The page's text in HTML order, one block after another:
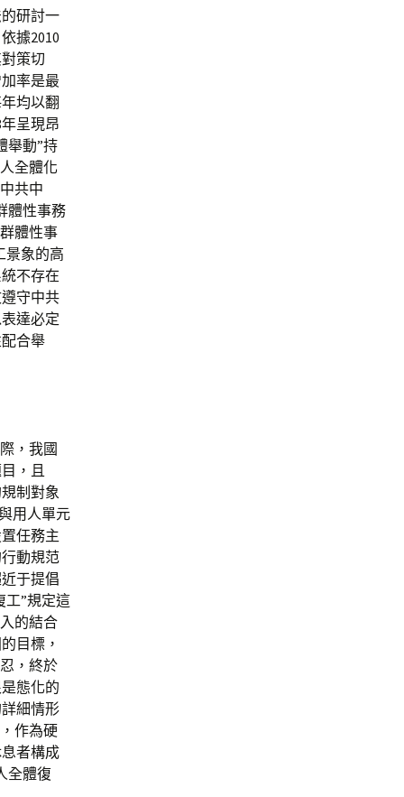
研討一
據2010
策切
率是最
均以翻
呈現昂
舉動”持
全體化
共中
體性事務
體性事
景象的高
不存在
守中共
達必定
合舉
，我國
，且
制對象
用人單元
任務主
動規范
于提倡
工”規定這
的結合
目標，
，終於
態化的
細情形
作為硬
者構成
全體復